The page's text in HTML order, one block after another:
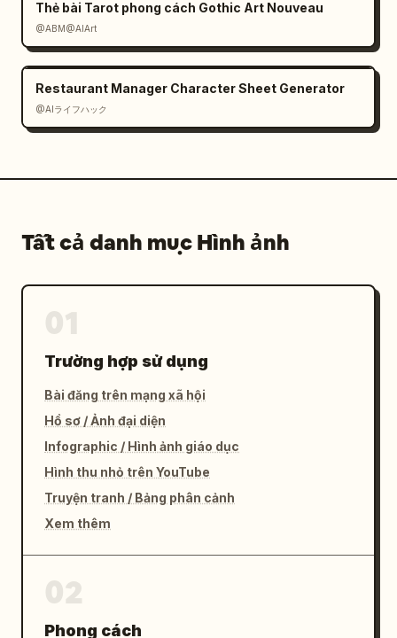
Thẻ bài Tarot phong cách Gothic Art Nouveau
@ABM@AIArt
Restaurant Manager Character Sheet Generator
@AIライフハック
Tất cả danh mục Hình ảnh
Trường hợp sử dụng
Bài đăng trên mạng xã hội
Hồ sơ / Ảnh đại diện
Infographic / Hình ảnh giáo dục
Hình thu nhỏ trên YouTube
Truyện tranh / Bảng phân cảnh
Xem thêm
Phong cách